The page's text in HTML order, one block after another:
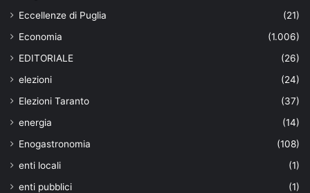
Eccellenze di Puglia
(21)
Economia
(1.006)
EDITORIALE
(26)
elezioni
(24)
Elezioni Taranto
(37)
energia
(14)
Enogastronomia
(108)
enti locali
(1)
enti pubblici
(1)